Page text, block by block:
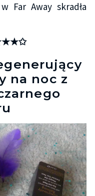
Far Away skradła
na noc z